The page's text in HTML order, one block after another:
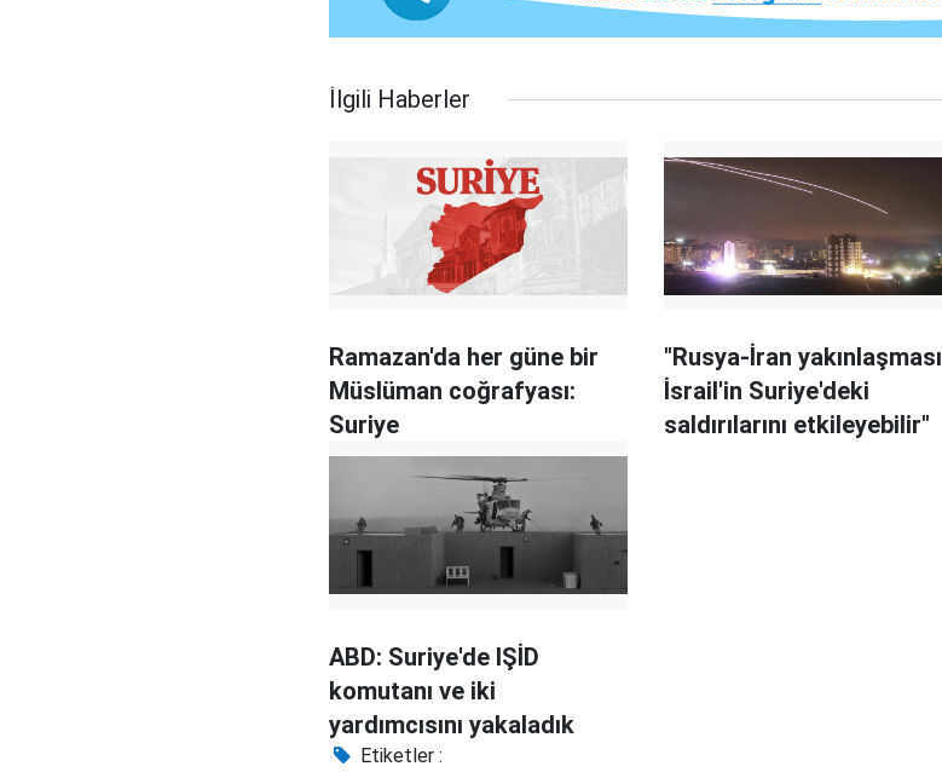
İlgili Haberler
Ramazan'da her güne bir
Müslüman coğrafyası:
Suriye
"Rusya-İran yakınlaşması
İsrail'in Suriye'deki
saldırılarını etkileyebilir"
ABD: Suriye'de IŞİD
komutanı ve iki
yardımcısını yakaladık
Etiketler :